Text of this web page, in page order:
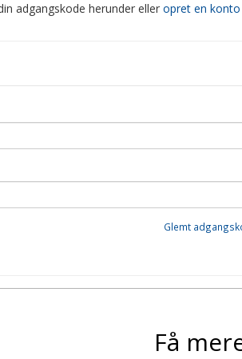
adgangskode herunder eller opret en konto
Glemt
Få